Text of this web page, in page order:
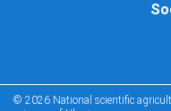
© 2026 National scientific